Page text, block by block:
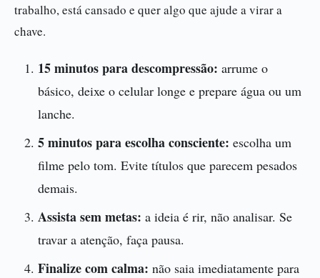
trabalho, está cansado e quer algo que ajude a virar a
chave.
15 minutos para descompressão: arrume o
básico, deixe o celular longe e prepare água ou um
lanche.
5 minutos para escolha consciente: escolha um
filme pelo tom. Evite títulos que parecem pesados
demais.
Assista sem metas: a ideia é rir, não analisar. Se
travar a atenção, faça pausa.
Finalize com calma: não saia imediatamente para